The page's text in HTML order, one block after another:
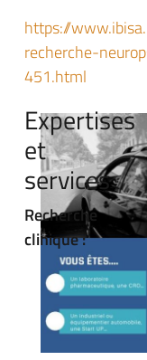
https://
recherche-
451.html
Expertises
et
services
Recherche
clinique :